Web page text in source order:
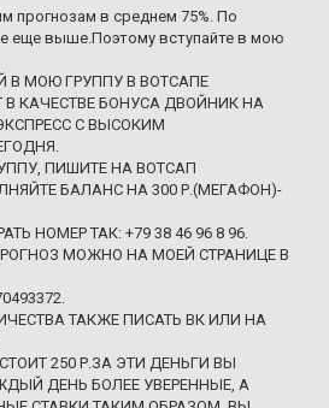
прогнозам в среднем 75%. По
еще выше.Поэтому вступайте в мою
МОЮ ГРУППУ В ВОТСАПЕ
КАЧЕСТВЕ БОНУСА ДВОЙНИК НА
С ВЫСОКИМ
ПИШИТЕ НА ВОТСАП
БАЛАНС НА 300 Р.(МЕГАФОН)-
НОМЕР ТАК: +79 38 46 96 8 96.
МОЖНО НА МОЕЙ СТРАНИЦЕ В
ТАКЖЕ ПИСАТЬ ВК ИЛИ НА
250 Р.ЗА ЭТИ ДЕНЬГИ ВЫ
ДЕНЬ БОЛЕЕ УВЕРЕННЫЕ, А